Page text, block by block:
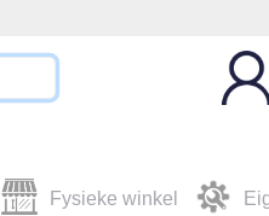
Fysieke winkel